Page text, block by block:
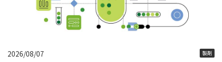
2026/08/07 製剤